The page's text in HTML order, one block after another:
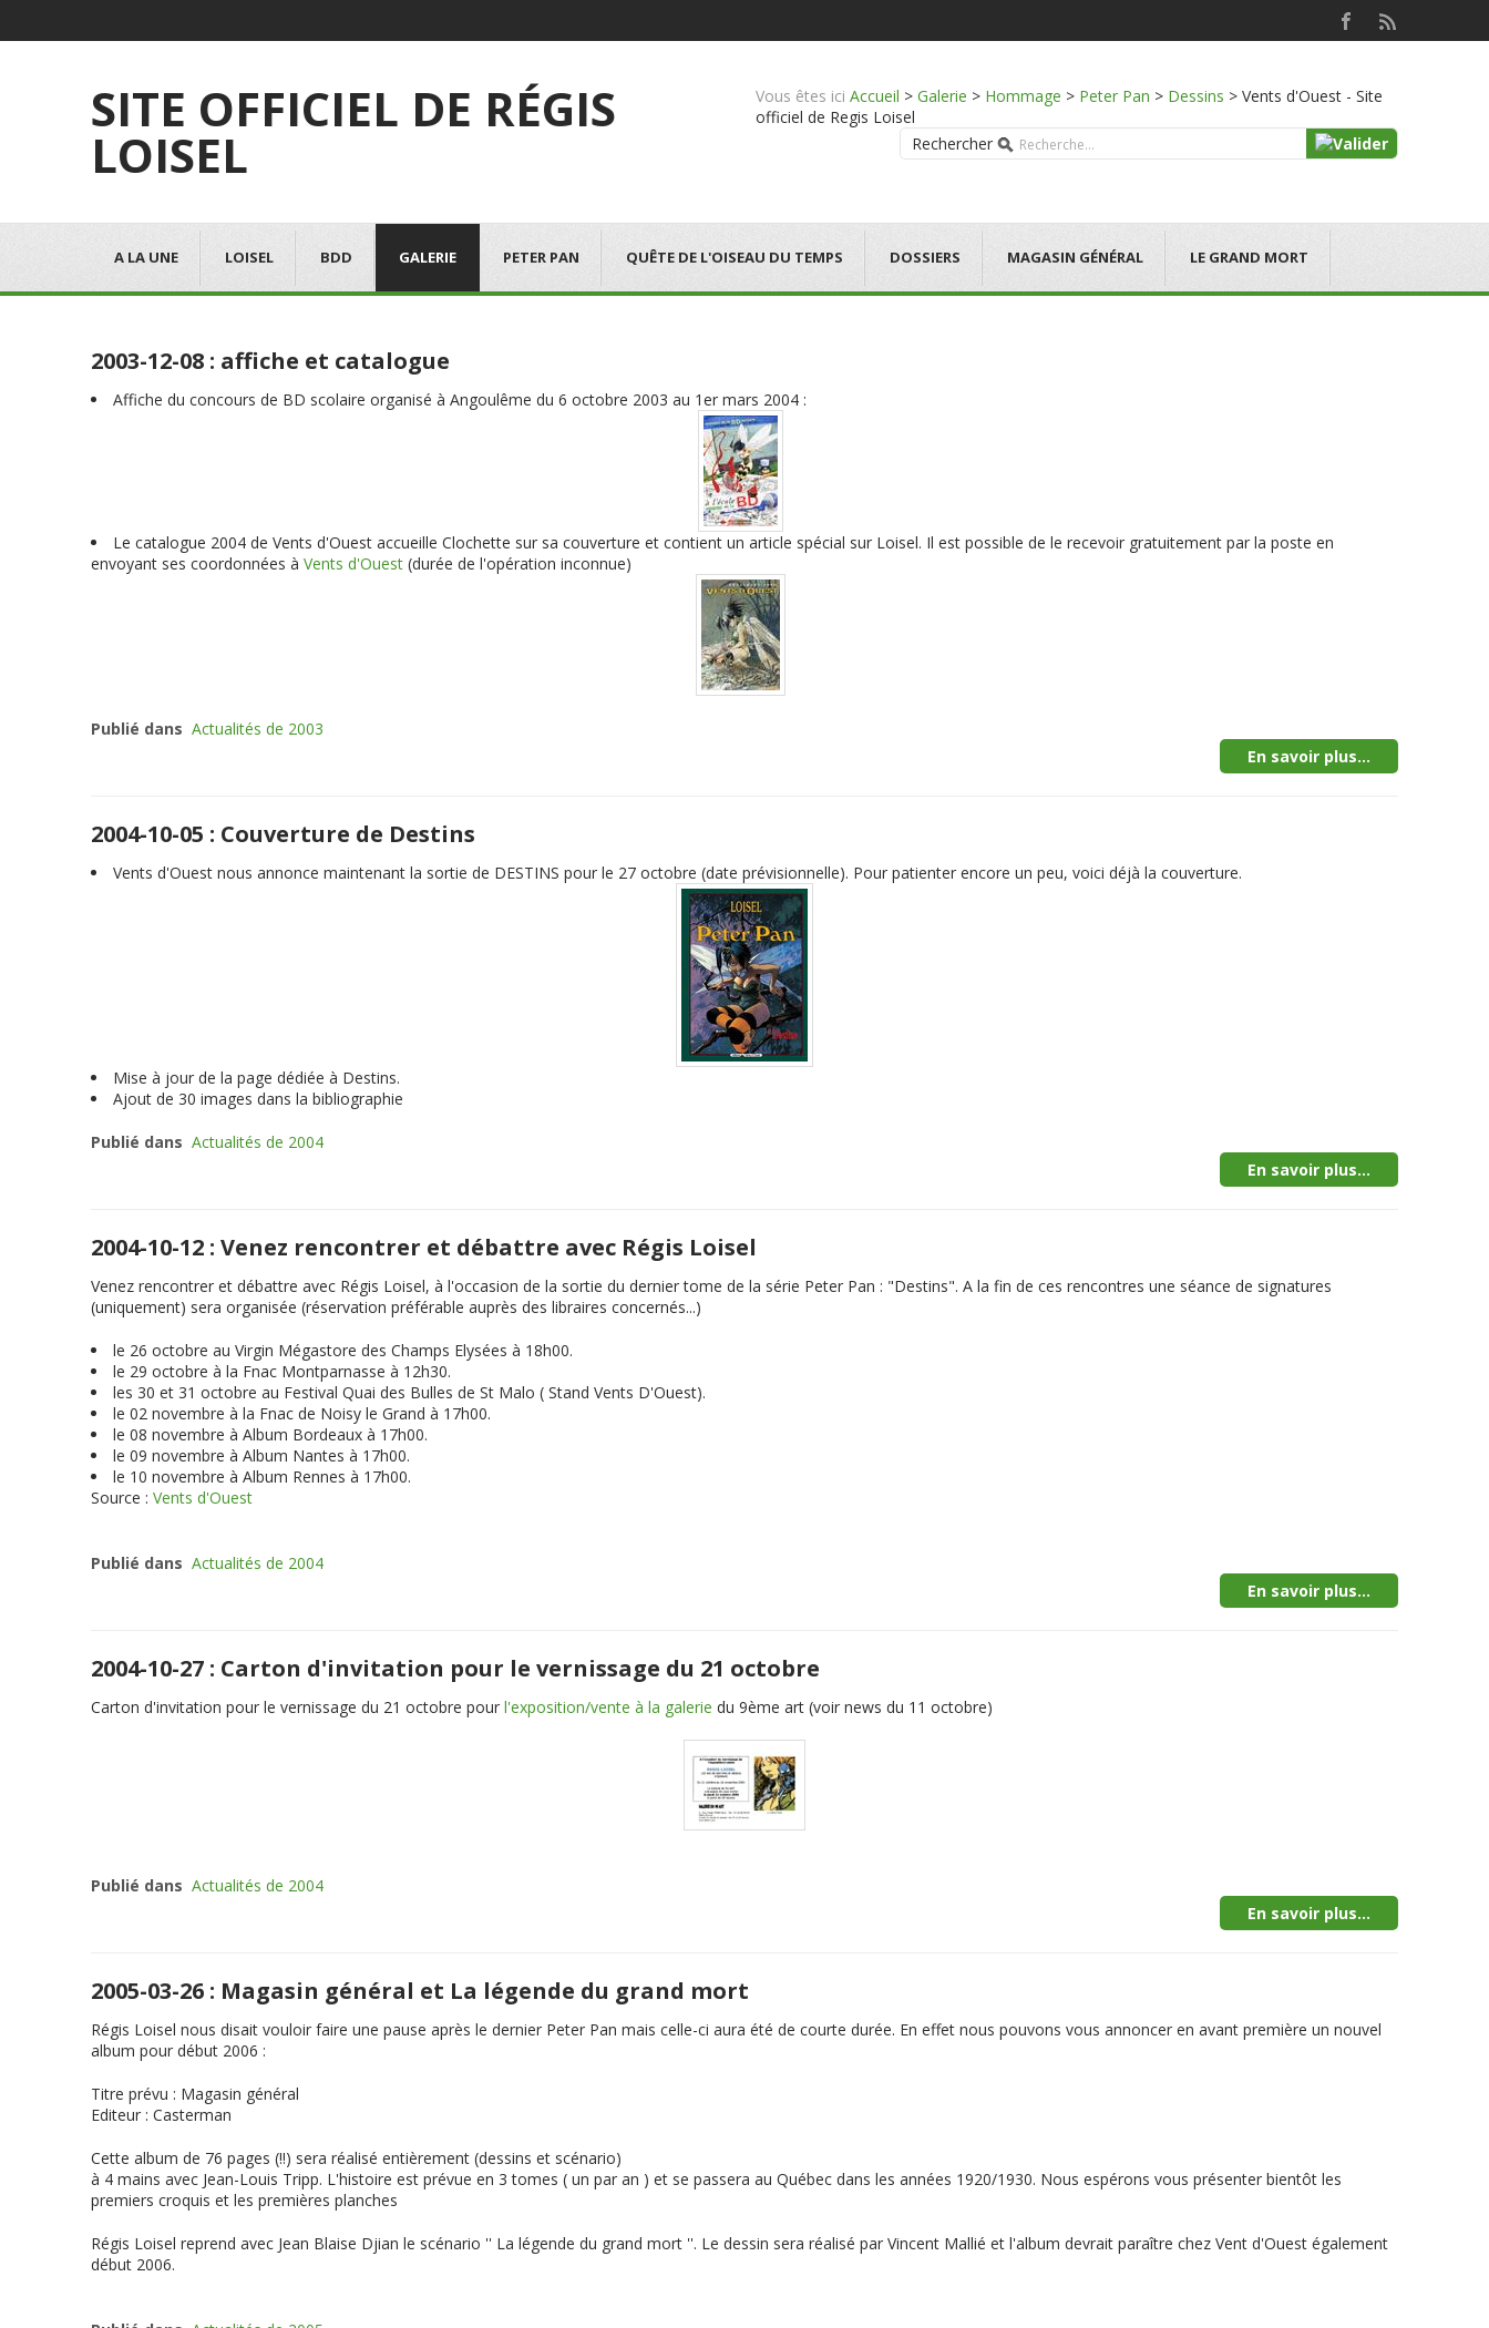
SITE OFFICIEL DE RÉGIS
LOISEL
Vous êtes ici Accueil > Galerie > Hommage > Peter Pan > Dessins > Vents d'Ouest - Site
officiel de Regis Loisel
Rechercher
A LA UNE LOISEL BDD GALERIE PETER PAN QUÊTE DE L'OISEAU DU TEMPS DOSSIERS MAGASIN GÉNÉRAL LE GRAND MORT
2003-12-08 : affiche et catalogue
Affiche du concours de BD scolaire organisé à Angoulême du 6 octobre 2003 au 1er mars 2004 :
Le catalogue 2004 de Vents d'Ouest accueille Clochette sur sa couverture et contient un article spécial sur Loisel. Il est possible de le recevoir gratuitement par la poste en
envoyant ses coordonnées à Vents d'Ouest (durée de l'opération inconnue)
Publié dans Actualités de 2003
En savoir plus...
2004-10-05 : Couverture de Destins
Vents d'Ouest nous annonce maintenant la sortie de DESTINS pour le 27 octobre (date prévisionnelle). Pour patienter encore un peu, voici déjà la couverture.
Mise à jour de la page dédiée à Destins.
Ajout de 30 images dans la bibliographie
Publié dans Actualités de 2004
En savoir plus...
2004-10-12 : Venez rencontrer et débattre avec Régis Loisel
Venez rencontrer et débattre avec Régis Loisel, à l'occasion de la sortie du dernier tome de la série Peter Pan : "Destins". A la fin de ces rencontres une séance de signatures
(uniquement) sera organisée (réservation préférable auprès des libraires concernés...)
le 26 octobre au Virgin Mégastore des Champs Elysées à 18h00.
le 29 octobre à la Fnac Montparnasse à 12h30.
les 30 et 31 octobre au Festival Quai des Bulles de St Malo ( Stand Vents D'Ouest).
le 02 novembre à la Fnac de Noisy le Grand à 17h00.
le 08 novembre à Album Bordeaux à 17h00.
le 09 novembre à Album Nantes à 17h00.
le 10 novembre à Album Rennes à 17h00.
Source : Vents d'Ouest
Publié dans Actualités de 2004
En savoir plus...
2004-10-27 : Carton d'invitation pour le vernissage du 21 octobre
Carton d'invitation pour le vernissage du 21 octobre pour l'exposition/vente à la galerie du 9ème art (voir news du 11 octobre)
Publié dans Actualités de 2004
En savoir plus...
2005-03-26 : Magasin général et La légende du grand mort
Régis Loisel nous disait vouloir faire une pause après le dernier Peter Pan mais celle-ci aura été de courte durée. En effet nous pouvons vous annoncer en avant première un nouvel
album pour début 2006 :
Titre prévu : Magasin général
Editeur : Casterman
Cette album de 76 pages (!!) sera réalisé entièrement (dessins et scénario)
à 4 mains avec Jean-Louis Tripp. L'histoire est prévue en 3 tomes ( un par an ) et se passera au Québec dans les années 1920/1930. Nous espérons vous présenter bientôt les
premiers croquis et les premières planches
Régis Loisel reprend avec Jean Blaise Djian le scénario '' La légende du grand mort ''. Le dessin sera réalisé par Vincent Mallié et l'album devrait paraître chez Vent d'Ouest également
début 2006.